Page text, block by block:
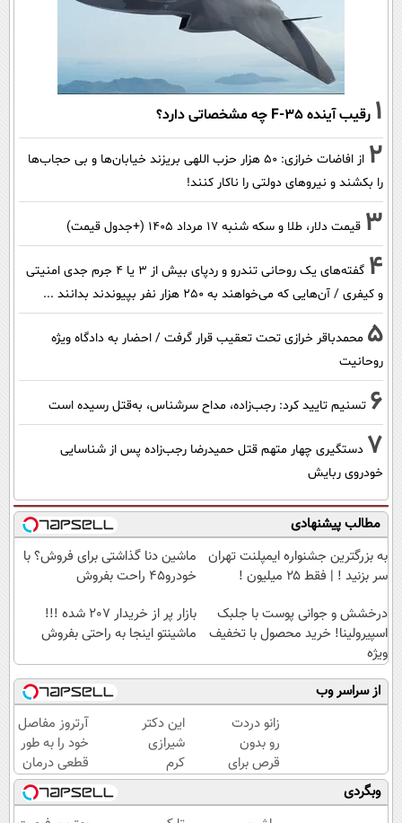
1 رقیب آینده F-35 چه مشخصاتی دارد؟
2
از افاضات خرازی: ۵۰ هزار حزب اللهی بریزند خیابان‌ها و بی حجاب‌ها
را بکشند و نیرو‌های دولتی را ناکار کنند!
3 قیمت دلار، طلا و سکه شنبه ۱۷ مرداد ۱۴۰۵ (+جدول قیمت)
4
گفته‌های یک روحانی تندرو و ردپای بیش از ۳ یا ۴ جرم جدی امنیتی
و کیفری / آن‌هایی که می‌خواهند به ۲۵۰ هزار نفر بپیوندند بدانند ...
5 محمدباقر خرازی تحت تعقیب قرار گرفت / احضار به دادگاه ویژه
روحانیت
6 تسنیم تایید کرد: رجب‌زاده، مداح سرشناس، به‌قتل رسیده است
7 دستگیری چهار متهم قتل حمیدرضا رجب‌زاده پس از شناسایی
خودروی ربایش
مطالب پیشنهادی
به بزرگترین جشنواره ایمپلنت تهران
سر بزنید ! | فقط ۲۵ میلیون !
ماشین دنا گذاشتی برای فروش؟ با
خودرو45 راحت بفروش
درخشش و جوانی پوست با جلبک
اسپیرولینا! خرید محصول با تخفیف
ویژه
بازار پر از خریدار 207 شده !!!
ماشینتو اینجا به راحتی بفروش
از سراسر وب
زانو دردت
رو بدون
قرص برای
همیشه
خوب کن!
این دکتر
شیرازی
کرم
ترمیم
زخم
آرتروز مفاصل
خود را به طور
قطعی درمان
کنید!
◂پرسش‌نامه▸
وبگردی